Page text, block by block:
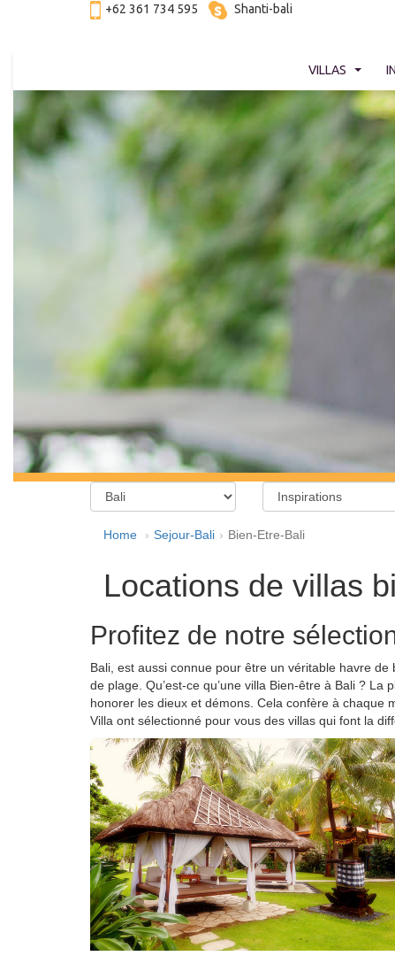
+62 361 734 595 Shanti-bali
VILLAS
Home Sejour-Bali Bien-Etre-Bali
Locations de villas
Profitez de notre
Bali, est aussi connue pour être un véritable havre
de plage. Qu’est-ce qu’une villa Bien-être à Bali ?
honorer les dieux et démons. Cela confère à chaque
Villa ont sélectionné pour vous des villas qui font la